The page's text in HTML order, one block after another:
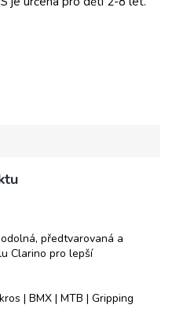
předtvarovaná a
Clarino pro lepší
| BMX | MTB | Gripping